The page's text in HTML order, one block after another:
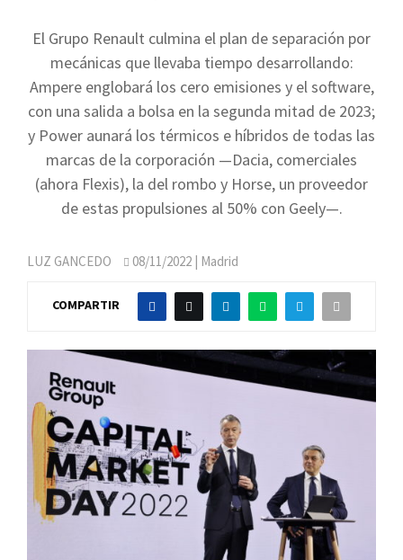
El Grupo Renault culmina el plan de separación por
mecánicas que llevaba tiempo desarrollando:
Ampere englobará los cero emisiones y el software,
con una salida a bolsa en la segunda mitad de 2023;
y Power aunará los térmicos e híbridos de todas las
marcas de la corporación —Dacia, comerciales
(ahora Flexis), la del rombo y Horse, un proveedor
de estas propulsiones al 50% con Geely—.
LUZ GANCEDO 08/11/2022 | Madrid
COMPARTIR